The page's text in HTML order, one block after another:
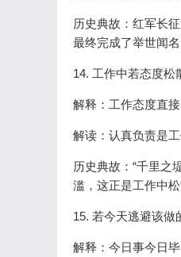
历史典故：红军长
最终完成了举世闻名
14. 工作中若态度松
解释：工作态度直
解读：认真负责是
历史典故：“千里之
滥，这正是工作中
15. 若今天逃避该做
解释：今日事今日